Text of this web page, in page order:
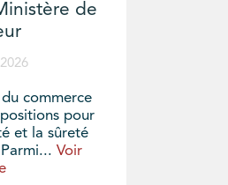
de
commerce
pour
et la sûreté
Voir